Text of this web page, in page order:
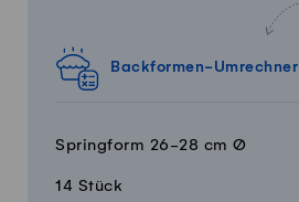
Backformen-Umrechner
Springform 26-28 cm Ø
14 Stück